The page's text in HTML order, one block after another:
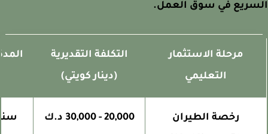
في سوق العمل.
مرحلة الاستثمار
التعليمي
التكلفة التقديرية
(دينار كويتي)
المدة
رخصة الطيران
20,000 - 30,000 د.ك